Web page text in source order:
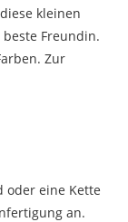
kleinen
Freundin.
Zur
oder eine Kette
an.